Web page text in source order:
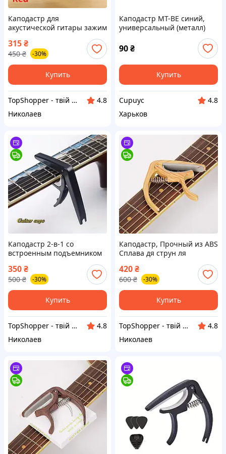
Каподастр для
акустической гитары зажим
струн гитары / Зажим на
грифе гитары (Красный)
315₴
450 ₴ -30%
Купить
TopShopper - твій надійний магазин
4.8
Николаев
Каподастр MT-BE синий,
универсальный (металл)
90₴
Купить
Cupuyc
4.8
Харьков
Каподастр 2-в-1 со
встроенным подъемником
гитары, электрогитары /
Зажим на грифе гитары
350₴
500 ₴ -30%
Купить
TopShopper - твій надійний магазин
4.8
Николаев
Каподастр, Прочный из ABS
Сплава дя струн ля
Электрических Гитар |
Зажим для струн на грифе
гитары (Светлое дерево)
420₴
600 ₴ -30%
Купить
TopShopper - твій надійний магазин
4.8
Николаев